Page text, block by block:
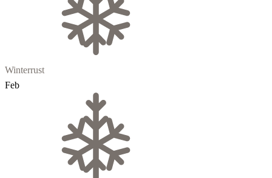
Winterrust
Feb